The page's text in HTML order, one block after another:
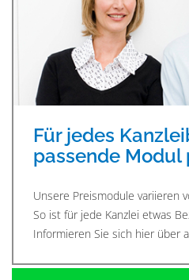
Für jedes
passende Modul
Unsere Preismodule variieren
So ist für jede Kanzlei etwas
Informieren Sie sich hier über